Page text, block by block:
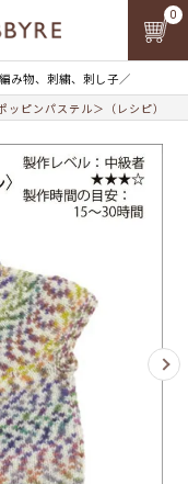
み物、刺繍、刺し子／
0
ッピンパステル＞（レシピ）